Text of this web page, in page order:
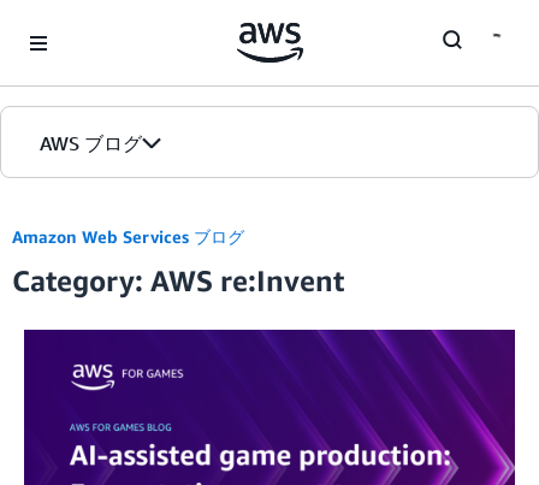
AWS ブログ
カテゴリ
エディション
Amazon Web Services ブログ
Category: AWS re:Invent